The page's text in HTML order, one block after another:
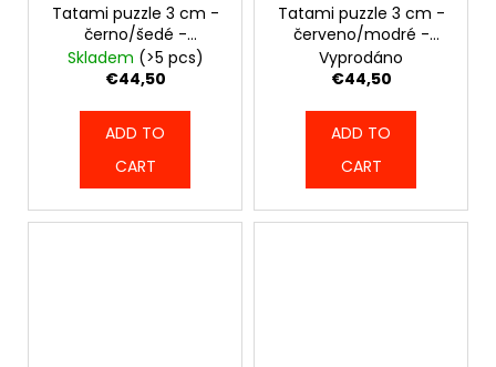
Tatami puzzle 3 cm -
černo/šedé -
6262_BLKG
Skladem (>5 pcs)
€44,50
ADD TO
CART
Tatami puzzle 3 cm -
červeno/modré -
6281_REDB
Vyprodáno
€44,50
ADD TO
CART